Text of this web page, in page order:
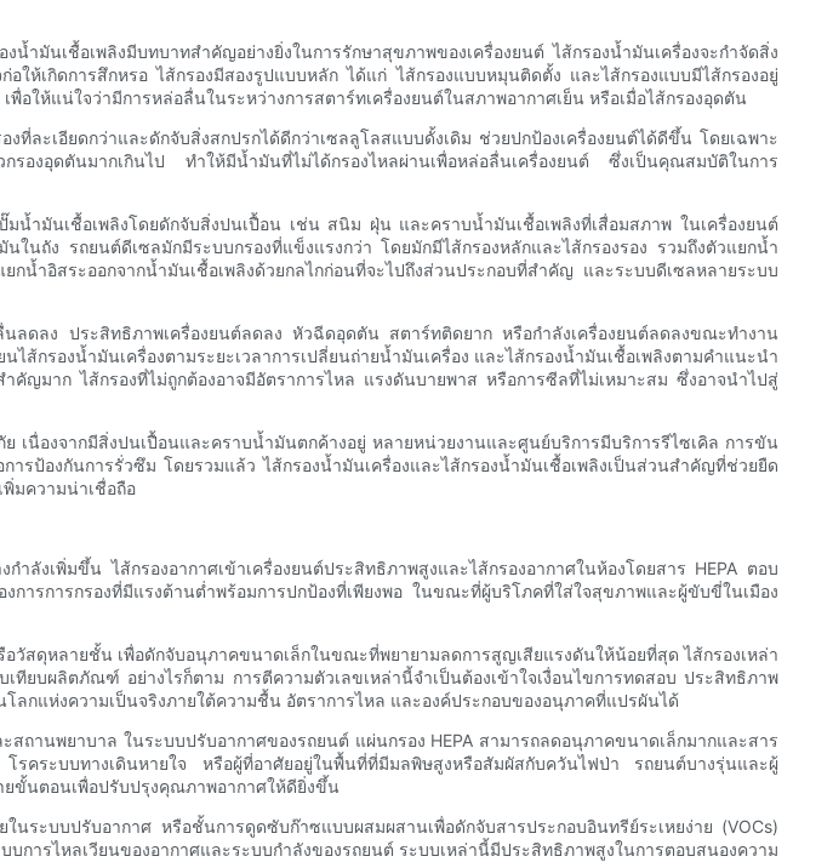
น้ำมันเชื้อเพลิงมีบทบาทสำคัญอย่างยิ่งในการรักษาสุขภาพของเครื่องยนต์ ไส้กรองน้ำมันเครื่องจะกำจัดสิ่ง
ห้เกิดการสึกหรอ ไส้กรองมีสองรูปแบบหลัก ได้แก่ ไส้กรองแบบหมุนติดตั้ง และไส้กรองแบบมีไส้กรองอยู่
ให้แน่ใจว่ามีการหล่อลื่นในระหว่างการสตาร์ทเครื่องยนต์ในสภาพอากาศเย็น หรือเมื่อไส้กรองอุดตัน
ที่ละเอียดกว่าและดักจับสิ่งสกปรกได้ดีกว่าเซลลูโลสแบบดั้งเดิม ช่วยปกป้องเครื่องยนต์ได้ดีขึ้น โดยเฉพาะ
รองอุดตันมากเกินไป ทำให้มีน้ำมันที่ไม่ได้กรองไหลผ่านเพื่อหล่อลื่นเครื่องยนต์ ซึ่งเป็นคุณสมบัติในการ
ำมันเชื้อเพลิงโดยดักจับสิ่งปนเปื้อน เช่น สนิม ฝุ่น และคราบน้ำมันเชื้อเพลิงที่เสื่อมสภาพ ในเครื่องยนต์
นถัง รถยนต์ดีเซลมักมีระบบกรองที่แข็งแรงกว่า โดยมักมีไส้กรองหลักและไส้กรองรอง รวมถึงตัวแยกน้ำ
น้ำอิสระออกจากน้ำมันเชื้อเพลิงด้วยกลไกก่อนที่จะไปถึงส่วนประกอบที่สำคัญ และระบบดีเซลหลายระบบ
ลดลง ประสิทธิภาพเครื่องยนต์ลดลง หัวฉีดอุดตัน สตาร์ทติดยาก หรือกำลังเครื่องยนต์ลดลงขณะทำงาน
ส้กรองน้ำมันเครื่องตามระยะเวลาการเปลี่ยนถ่ายน้ำมันเครื่อง และไส้กรองน้ำมันเชื้อเพลิงตามคำแนะนำ
มาก ไส้กรองที่ไม่ถูกต้องอาจมีอัตราการไหล แรงดันบายพาส หรือการซีลที่ไม่เหมาะสม ซึ่งอาจนำไปสู่
เนื่องจากมีสิ่งปนเปื้อนและคราบน้ำมันตกค้างอยู่ หลายหน่วยงานและศูนย์บริการมีบริการรีไซเคิล การขัน
รป้องกันการรั่วซึม โดยรวมแล้ว ไส้กรองน้ำมันเครื่องและไส้กรองน้ำมันเชื้อเพลิงเป็นส่วนสำคัญที่ช่วยยืด
มความน่าเชื่อถือ
ลังเพิ่มขึ้น ไส้กรองอากาศเข้าเครื่องยนต์ประสิทธิภาพสูงและไส้กรองอากาศในห้องโดยสาร HEPA ตอบ
ารการกรองที่มีแรงต้านต่ำพร้อมการปกป้องที่เพียงพอ ในขณะที่ผู้บริโภคที่ใส่ใจสุขภาพและผู้ขับขี่ในเมือง
วัสดุหลายชั้น เพื่อดักจับอนุภาคขนาดเล็กในขณะที่พยายามลดการสูญเสียแรงดันให้น้อยที่สุด ไส้กรองเหล่า
ยบผลิตภัณฑ์ อย่างไรก็ตาม การตีความตัวเลขเหล่านี้จำเป็นต้องเข้าใจเงื่อนไขการทดสอบ ประสิทธิภาพ
กแห่งความเป็นจริงภายใต้ความชื้น อัตราการไหล และองค์ประกอบของอนุภาคที่แปรผันได้
ถานพยาบาล ในระบบปรับอากาศของรถยนต์ แผ่นกรอง HEPA สามารถลดอนุภาคขนาดเล็กมากและสาร
รคระบบทางเดินหายใจ หรือผู้ที่อาศัยอยู่ในพื้นที่ที่มีมลพิษสูงหรือสัมผัสกับควันไฟป่า รถยนต์บางรุ่นและผู้
ยขั้นตอนเพื่อปรับปรุงคุณภาพอากาศให้ดียิ่งขึ้น
นระบบปรับอากาศ หรือชั้นการดูดซับก๊าซแบบผสมผสานเพื่อดักจับสารประกอบอินทรีย์ระเหยง่าย (VOCs)
ารไหลเวียนของอากาศและระบบกำลังของรถยนต์ ระบบเหล่านี้มีประสิทธิภาพสูงในการตอบสนองความ